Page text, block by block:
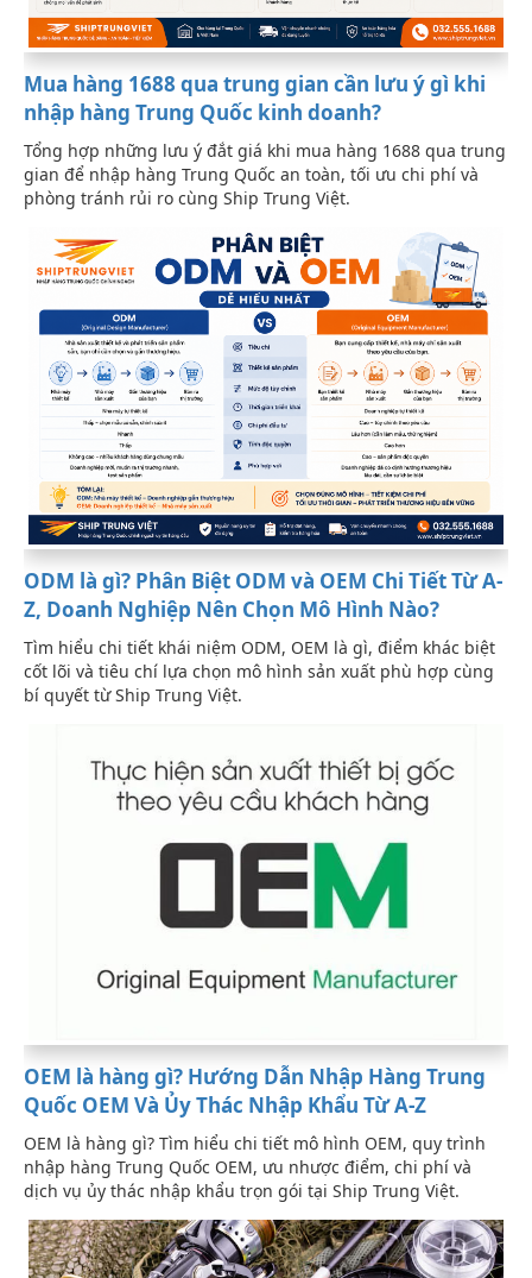
Mua hàng 1688 qua trung gian cần lưu ý gì khi
nhập hàng Trung Quốc kinh doanh?
Tổng hợp những lưu ý đắt giá khi mua hàng 1688 qua trung
gian để nhập hàng Trung Quốc an toàn, tối ưu chi phí và
phòng tránh rủi ro cùng Ship Trung Việt.
ODM là gì? Phân Biệt ODM và OEM Chi Tiết Từ A-
Z, Doanh Nghiệp Nên Chọn Mô Hình Nào?
Tìm hiểu chi tiết khái niệm ODM, OEM là gì, điểm khác biệt
cốt lõi và tiêu chí lựa chọn mô hình sản xuất phù hợp cùng
bí quyết từ Ship Trung Việt.
OEM là hàng gì? Hướng Dẫn Nhập Hàng Trung
Quốc OEM Và Ủy Thác Nhập Khẩu Từ A-Z
OEM là hàng gì? Tìm hiểu chi tiết mô hình OEM, quy trình
nhập hàng Trung Quốc OEM, ưu nhược điểm, chi phí và
dịch vụ ủy thác nhập khẩu trọn gói tại Ship Trung Việt.